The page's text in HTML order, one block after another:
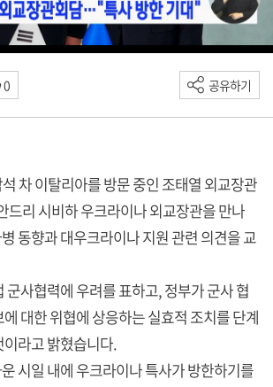
0 공유하기
차 이탈리아를 방문 중인 조태열 외교장관
드리 시비하 우크라이나 외교장관을 만나
동향과 대우크라이나 지원 관련 의견을 교
군사협력에 우려를 표하고, 정부가 군사 협
대한 위협에 상응하는 실효적 조치를 단계
라고 밝혔습니다.
시일 내에 우크라이나 특사가 방한하기를